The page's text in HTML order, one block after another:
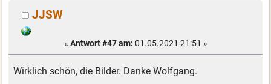
JJSW
« Antwort #47 am: 01.05.2021 21:51 »
Wirklich schön, die Bilder. Danke Wolfgang.